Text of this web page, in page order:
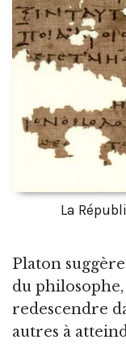
La
Platon
du
redescendre
autres à